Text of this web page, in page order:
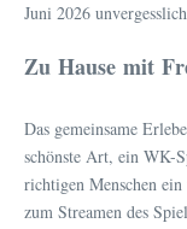
Juni 2026
Zu Hause mit
Das gemeinsame
schönste Art, ein WK-
richtigen Menschen ein
zum Streamen des